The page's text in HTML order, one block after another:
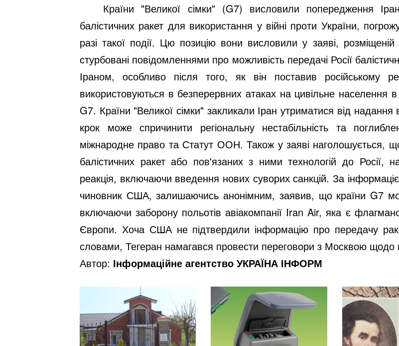
Країни "Великої сімки" (G7) висловили попередження
балістичних ракет для використання у війні проти України,
разі такої події. Цю позицію вони висловили у заяві,
стурбовані повідомленнями про можливість передачі Росії
Іраном, особливо після того, як він поставив російському
використовуються в безперервних атаках на цивільне населення в
G7. Країни "Великої сімки" закликали Іран утриматися від надання
крок може спричинити регіональну нестабільність та
міжнародне право та Статут ООН. Також у заяві наголошується,
балістичних ракет або пов'язаних з ними технологій до Росії,
реакція, включаючи введення нових суворих санкцій. За
чиновник США, залишаючись анонімним, заявив, що країни G7
включаючи заборону польотів авіакомпанії Iran Air, яка є
Європи. Хоча США не підтвердили інформацію про передачу
словами, Тегеран намагався провести переговори з Москвою щодо
Автор: Інформаційне агентство УКРАЇНА ІНФОРМ